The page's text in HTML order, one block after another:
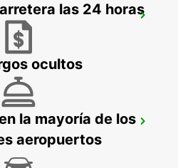
las 24 horas
ocultos
la mayoría de los
aeropuertos